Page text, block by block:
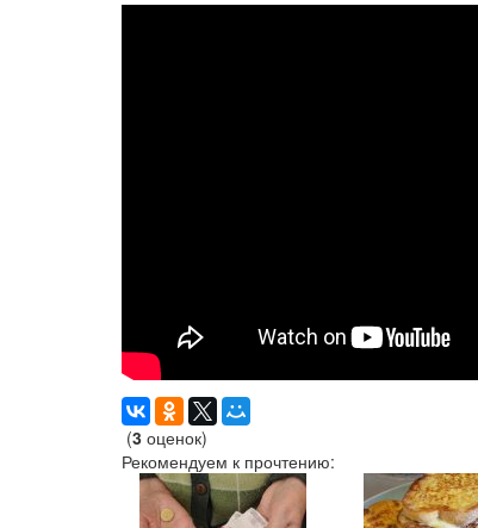
(3 оценок)
Рекомендуем к прочтению: